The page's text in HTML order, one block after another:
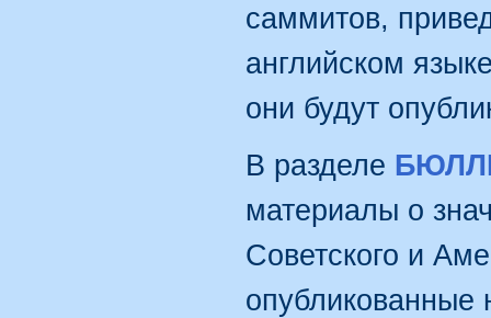
саммитов,
английском
они будут
В разделе
материалы о
Советского и
опубликованные